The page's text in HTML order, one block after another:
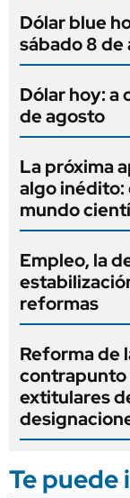
Dólar blue
sábado 8 de
Dólar hoy: a
de agosto
La próxima
algo inédito:
mundo
Empleo, la
reformas
Reforma de
contrapunto
extitulares
Te puede